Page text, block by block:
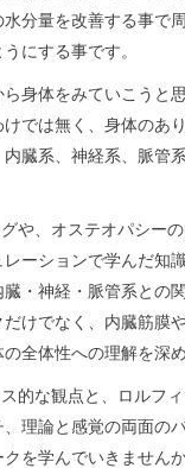
分量を改善する事で
にする事です。
身体をみていこうと
では無く、身体のあ
臓系、神経系、脈管
や、オステオパシー
ーションで学んだ知
・神経・脈管系との
けでなく、内臓筋膜
全体性への理解を深
的な観点と、ロルフ
理論と感覚の両面の
を学んでいきませんか